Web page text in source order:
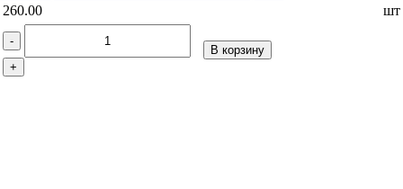
260.00
шт
-
+
В корзину